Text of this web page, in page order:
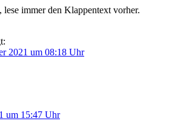
immer den Klappentext vorher.
2021 um 08:18 Uhr
um 15:47 Uhr